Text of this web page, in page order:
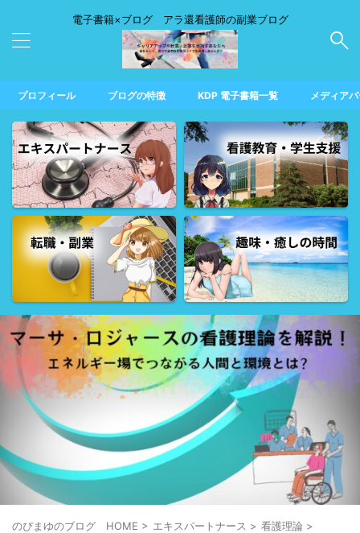
電子書籍×ブログ アラ還看護師の副業ブログ
プロフィール ブログの特徴 KDP 電子書籍一覧 メディア
のぴまゆのブログ HOME > エキスパートナース > 看護理論 >